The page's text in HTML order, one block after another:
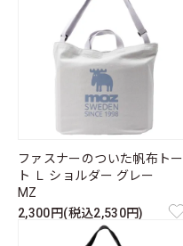
ファスナーのついた帆布トー
ト Ｌ ショルダー グレー
MZ
2,300円(税込2,530円)